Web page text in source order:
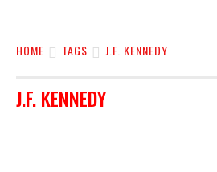
HOME TAGS J.F. KENNEDY
J.F. KENNEDY